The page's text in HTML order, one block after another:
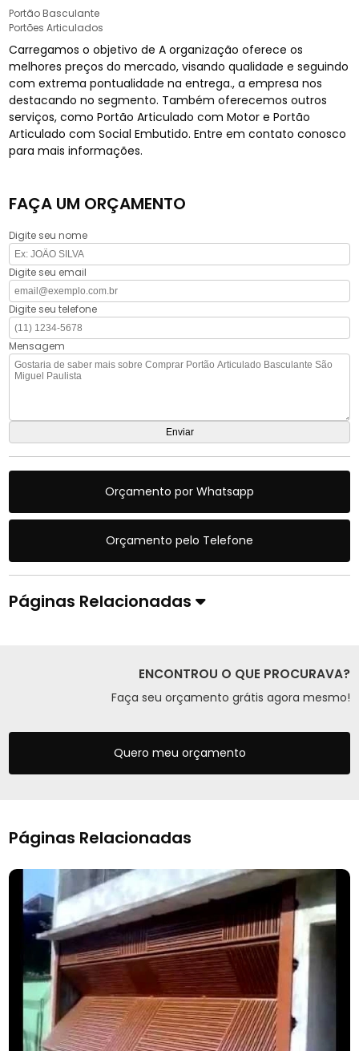
Portão Basculante
Portões Articulados
Carregamos o objetivo de A organização oferece os
melhores preços do mercado, visando qualidade e seguindo
com extrema pontualidade na entrega., a empresa nos
destacando no segmento. Também oferecemos outros
serviços, como Portão Articulado com Motor e Portão
Articulado com Social Embutido. Entre em contato conosco
para mais informações.
FAÇA UM ORÇAMENTO
Digite seu nome
Digite seu email
Digite seu telefone
Mensagem
Orçamento por Whatsapp
Orçamento pelo Telefone
Páginas Relacionadas
ENCONTROU O QUE PROCURAVA?
Faça seu orçamento grátis agora mesmo!
Quero meu orçamento
Páginas Relacionadas